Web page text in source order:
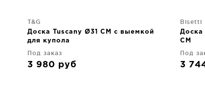
T&G
Доска Tuscany Ø31 CM с выемкой
для купола
Под заказ
3 980 руб
Bisetti
Доска
CM
Под
3